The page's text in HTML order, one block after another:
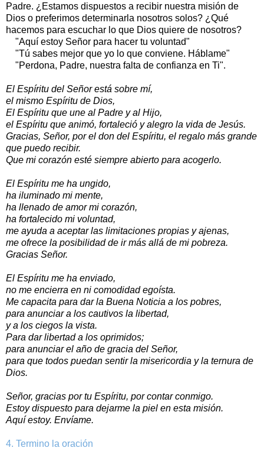
Padre. ¿Estamos dispuestos a recibir nuestra misión de
Dios o preferimos determinarla nosotros solos? ¿Qué
hacemos para escuchar lo que Dios quiere de nosotros?
"Aquí estoy Señor para hacer tu voluntad"
"Tú sabes mejor que yo lo que conviene. Háblame"
"Perdona, Padre, nuestra falta de confianza en Ti".
El Espíritu del Señor está sobre mí,
el mismo Espíritu de Dios,
El Espíritu que une al Padre y al Hijo,
el Espíritu que animó, fortaleció y alegro la vida de Jesús.
Gracias, Señor, por el don del Espíritu, el regalo más grande
que puedo recibir.
Que mi corazón esté siempre abierto para acogerlo.
El Espíritu me ha ungido,
ha iluminado mi mente,
ha llenado de amor mi corazón,
ha fortalecido mi voluntad,
me ayuda a aceptar las limitaciones propias y ajenas,
me ofrece la posibilidad de ir más allá de mi pobreza.
Gracias Señor.
El Espíritu me ha enviado,
no me encierra en ni comodidad egoísta.
Me capacita para dar la Buena Noticia a los pobres,
para anunciar a los cautivos la libertad,
y a los ciegos la vista.
Para dar libertad a los oprimidos;
para anunciar el año de gracia del Señor,
para que todos puedan sentir la misericordia y la ternura de
Dios.
Señor, gracias por tu Espíritu, por contar conmigo.
Estoy dispuesto para dejarme la piel en esta misión.
Aquí estoy. Envíame.
4. Termino la oración